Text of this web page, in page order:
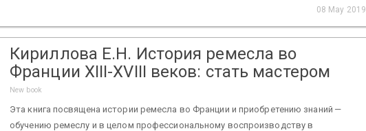
08 May 2019
Кириллова Е.Н. История ремесла во
Франции XIII-XVIII веков: стать мастером
New book
Эта книга посвящена истории ремесла во Франции и приобретению знаний —
обучению ремеслу и в целом профессиональному воспроизводству в